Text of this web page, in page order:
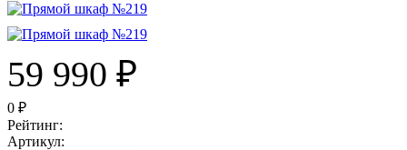
59 990 ₽
0 ₽
Рейтинг:
Артикул: